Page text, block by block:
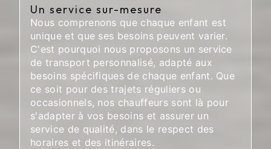
Un service sur-mesure
Nous comprenons que chaque enfant est
unique et que ses besoins peuvent varier.
C'est pourquoi nous proposons un service
de transport personnalisé, adapté aux
besoins spécifiques de chaque enfant. Que
ce soit pour des trajets réguliers ou
occasionnels, nos chauffeurs sont là pour
s'adapter à vos besoins et assurer un
service de qualité, dans le respect des
horaires et des itinéraires.